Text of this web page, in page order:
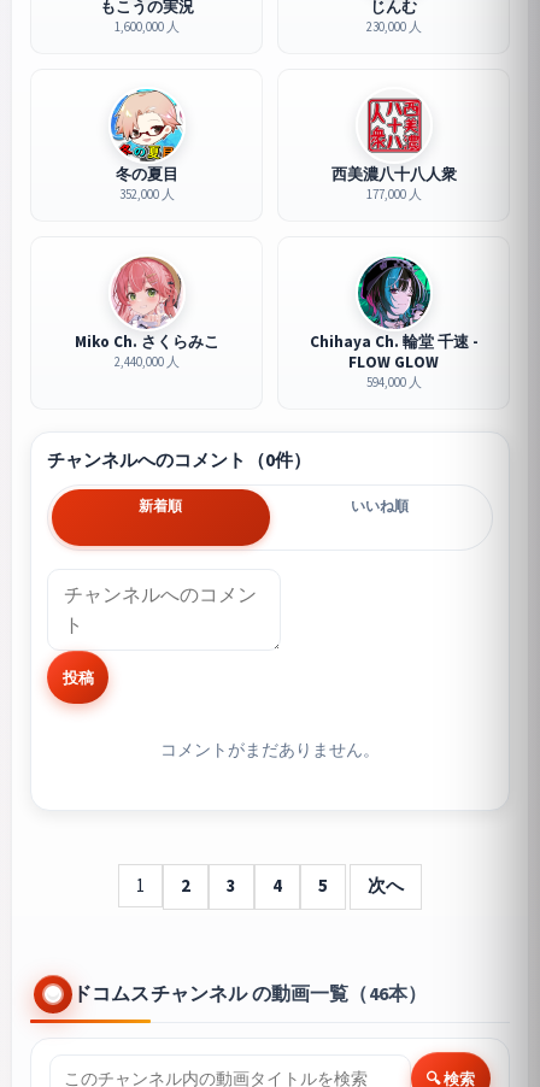
もこうの実況
1,600,000 人
じんむ
230,000 人
冬の夏目
352,000 人
西美濃八十八人衆
177,000 人
Miko Ch. さくらみこ
2,440,000 人
Chihaya Ch. 輪堂 千速 -
FLOW GLOW
594,000 人
チャンネルへのコメント（0件）
新着順 いいね順
投稿
コメントがまだありません。
1 2 3 4 5 次へ
ドコムスチャンネル の動画一覧（46本）
🔍 検索